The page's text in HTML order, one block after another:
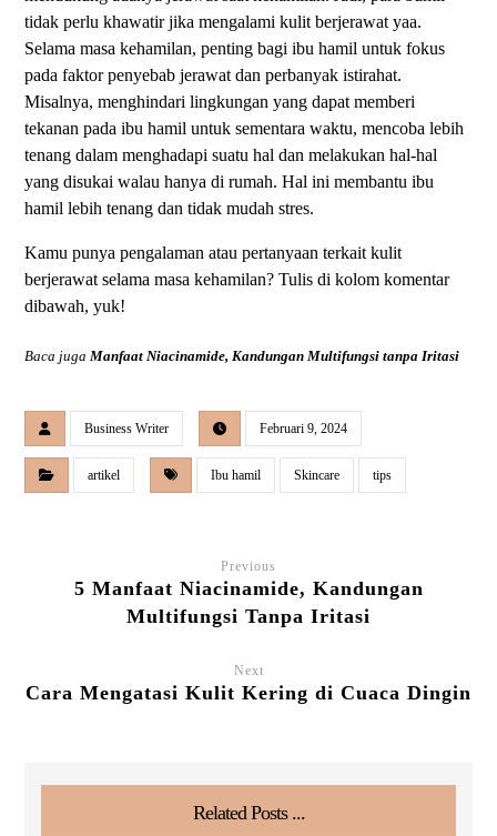
tidak perlu khawatir jika mengalami kulit berjerawat yaa.
Selama masa kehamilan, penting bagi ibu hamil untuk fokus
pada faktor penyebab jerawat dan perbanyak istirahat.
Misalnya, menghindari lingkungan yang dapat memberi
tekanan pada ibu hamil untuk sementara waktu, mencoba lebih
tenang dalam menghadapi suatu hal dan melakukan hal-hal
yang disukai walau hanya di rumah. Hal ini membantu ibu
hamil lebih tenang dan tidak mudah stres.
Kamu punya pengalaman atau pertanyaan terkait kulit
berjerawat selama masa kehamilan? Tulis di kolom komentar
dibawah, yuk!
Baca juga Manfaat Niacinamide, Kandungan Multifungsi tanpa Iritasi
Business Writer Februari 9, 2024
artikel Ibu hamil Skincare tips
Previous
5 Manfaat Niacinamide, Kandungan
Multifungsi Tanpa Iritasi
Next
Cara Mengatasi Kulit Kering di Cuaca Dingin
Related Posts ...